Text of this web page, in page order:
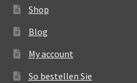
Shop
Blog
My account
So bestellen Sie